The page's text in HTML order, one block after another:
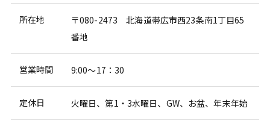
所在地
〒080-2473 北海道帯広市西23条南1丁目65
番地
営業時間 9:00～17：30
定休日 火曜日、第1・3水曜日、GW、お盆、年末年始